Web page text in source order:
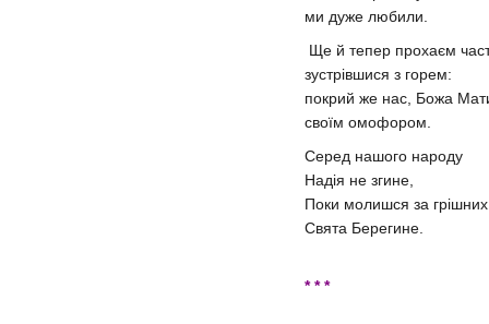
ми дуже любили.
Ще й тепер прохаєм
зустрівшися з горем:
покрий же нас, Божа
своїм омофором.
Серед нашого народу
Надія не згине,
Поки молишся за
Свята Берегине.
* * *